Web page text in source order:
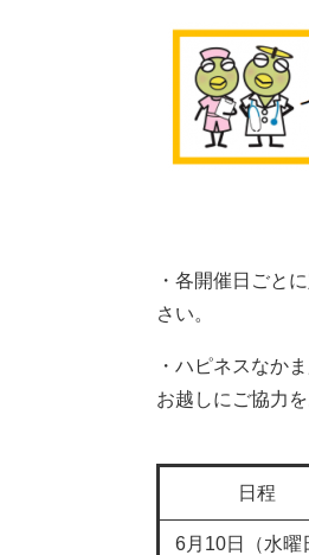
・各開催日ごと
さい。
・ハピネスなか
お越しにご協力
日程
6月10日（水曜